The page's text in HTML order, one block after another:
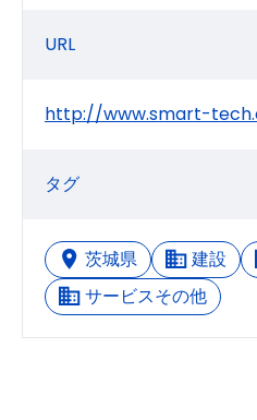
URL
http://www.smart-
タグ
茨城県 建設
サービスその他